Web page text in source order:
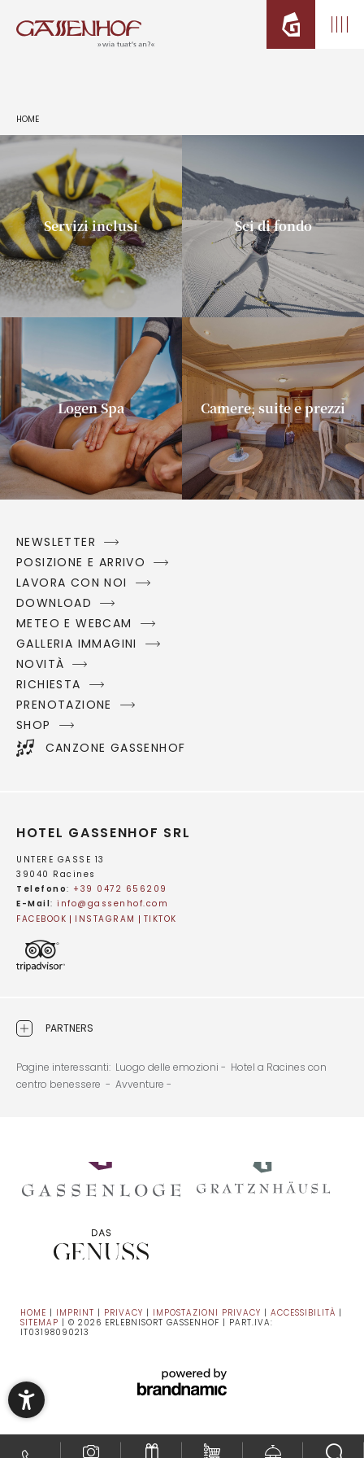
HOME
Servizi inclusi Sci di fondo
Logen Spa Camere, suite e prezzi
NEWSLETTER
POSIZIONE E ARRIVO
LAVORA CON NOI
DOWNLOAD
METEO E WEBCAM
GALLERIA IMMAGINI
NOVITÀ
RICHIESTA
PRENOTAZIONE
SHOP
CANZONE GASSENHOF
HOTEL GASSENHOF SRL
UNTERE GASSE 13
39040 Racines
Telefono: +39 0472 656209
E-Mail: info@ gassenhof.com
FACEBOOK
INSTAGRAM TIKTOK
PARTNERS
Pagine interessanti: Luogo delle emozioni - Hotel a Racines con
centro benessere - Avventure -
HOME | IMPRINT | PRIVACY | IMPOSTAZIONI PRIVACY | ACCESSIBILITÀ |
SITEMAP | © 2026 ERLEBNISORT GASSENHOF | PART.IVA:
IT03198090213